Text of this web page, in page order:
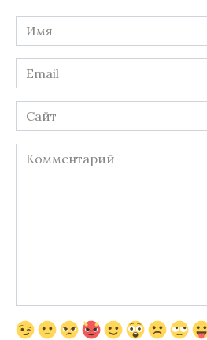
Имя
*
Email
*
Сайт
Комментарий